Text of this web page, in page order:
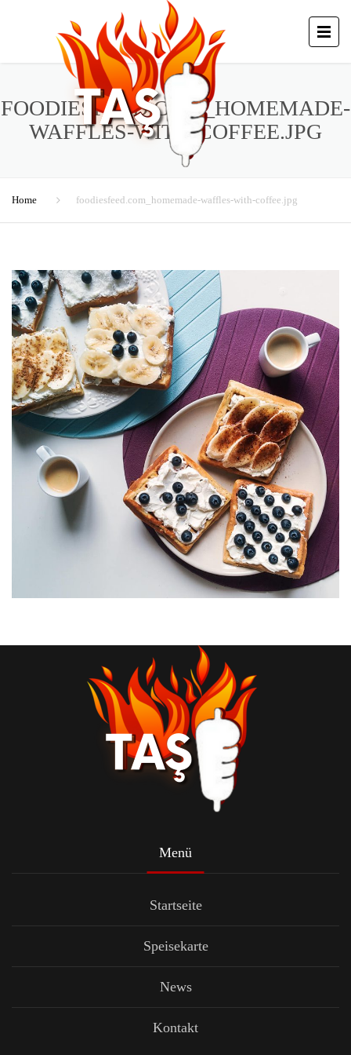
FOODIESFEED.COM_HOMEMADE-
WAFFLES-WITH-COFFEE.JPG
Home foodiesfeed.com_homemade-waffles-with-coffee.jpg
Menü
Startseite
Speisekarte
News
Kontakt